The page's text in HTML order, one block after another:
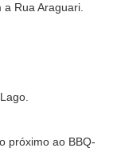
Rua Araguari.
próximo ao BBQ-